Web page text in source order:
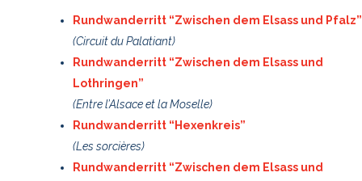
Rundwanderritt “Zwischen dem Elsass und Pfalz”
(Circuit du Palatiant)
Rundwanderritt “Zwischen dem Elsass und
Lothringen”
(Entre l’Alsace et la Moselle)
Rundwanderritt “Hexenkreis”
(Les sorcières)
Rundwanderritt “Zwischen dem Elsass und